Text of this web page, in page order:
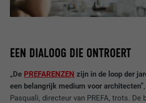
EEN DIALOOG DIE ONTROERT
„De PREFARENZEN zijn in de loop der
een belangrijk medium voor architecten”
Pasquali, directeur van PREFA, trots. De